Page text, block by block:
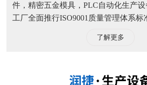
件，精密五金模具，PLC自动化生产设
工厂全面推行ISO9001质量管理体系标
了解更多